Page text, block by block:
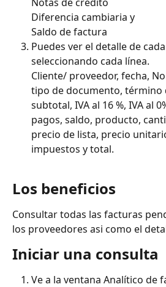
Diferencia cambiaria y
Saldo de factura
Puedes ver el detalle de
seleccionando cada línea.
Cliente/ proveedor, fecha,
tipo de documento, término
subtotal, IVA al 16 %, IVA al
pagos, saldo, producto,
precio de lista, precio
impuestos y total.
Los beneficios
Consultar todas las facturas
los proveedores asi como el
Iniciar una consulta
Ve a la ventana Analítico de